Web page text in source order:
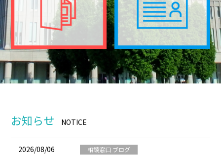
お知らせ NOTICE
2026/08/06 相談窓口 ブログ